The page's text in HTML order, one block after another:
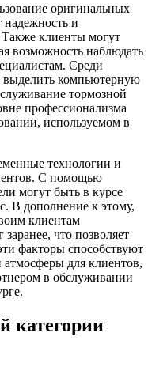
оригинальных
надежность и
клиенты могут
возможность наблюдать
Среди
компьютерную
тормозной
профессионализма
используемом в
технологии и
С помощью
могут быть в курсе
В дополнение к этому,
клиентам
что позволяет
факторы способствуют
для клиентов,
в обслуживании
категории